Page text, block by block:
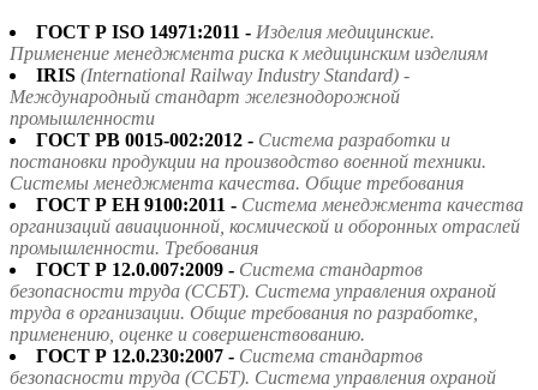
ГОСТ Р ISO 14971:2011 - Изделия медицинские.
Применение менеджмента риска к медицинским изделиям
IRIS (International Railway Industry Standard) -
Международный стандарт железнодорожной
промышленности
ГОСТ РВ 0015-002:2012 - Система разработки и
постановки продукции на производство военной техники.
Системы менеджмента качества. Общие требования
ГОСТ Р ЕН 9100:2011 - Система менеджмента качества
организаций авиационной, космической и оборонных отраслей
промышленности. Требования
ГОСТ Р 12.0.007:2009 - Система стандартов
безопасности труда (ССБТ). Система управления охраной
труда в организации. Общие требования по разработке,
применению, оценке и совершенствованию.
ГОСТ Р 12.0.230:2007 - Система стандартов
безопасности труда (ССБТ). Система управления охраной